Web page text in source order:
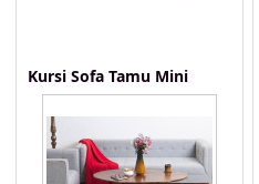
Kursi Sofa Tamu Mini